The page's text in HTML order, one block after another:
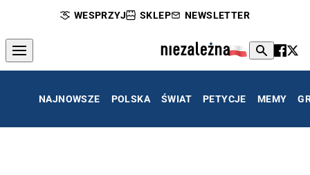
WESPRZYJ SKLEP NEWSLETTER
NAJNOWSZE POLSKA ŚWIAT PETYCJE MEMY